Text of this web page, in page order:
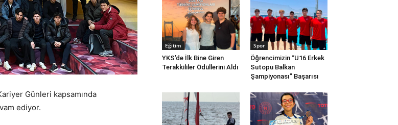
Günleri kapsamında
ediyor.
Eğitim
YKS’de İlk Bine Giren
Terakkililer Ödüllerini Aldı
Spor
Öğrencimizin “U16 Erkek
Sutopu Balkan
Şampiyonası” Başarısı